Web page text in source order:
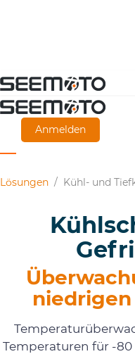
Zum
Hauptinhalt
springenAnmelden
Lösungen / Kühl- und
Temperaturen für -80